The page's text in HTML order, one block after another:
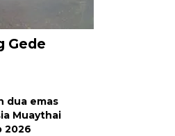
Gede
dua emas
Muaythai
2026